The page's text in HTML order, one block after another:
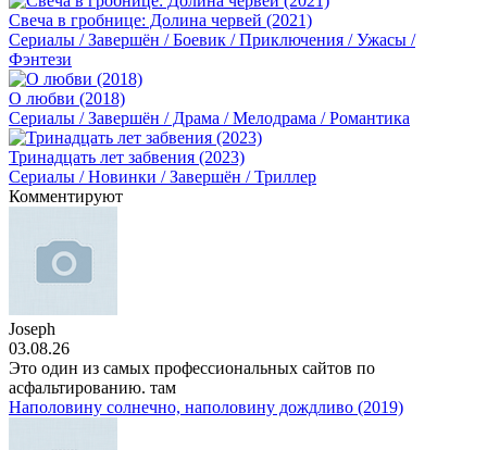
Свеча в гробнице: Долина червей (2021)
Сериалы / Завершён / Боевик / Приключения / Ужасы /
Фэнтези
О любви (2018)
Сериалы / Завершён / Драма / Мелодрама / Романтика
Тринадцать лет забвения (2023)
Сериалы / Новинки / Завершён / Триллер
Комментируют
Joseph
03.08.26
Это один из самых профессиональных сайтов по
асфальтированию. там
Наполовину солнечно, наполовину дождливо (2019)